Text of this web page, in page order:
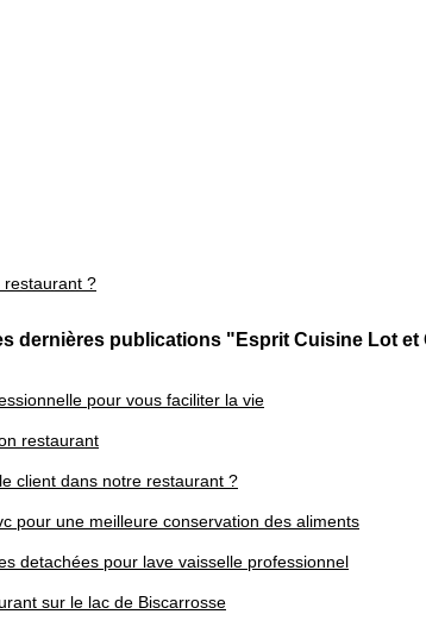
restaurant ?
dernières publications "Esprit Cuisine Lot et
pour vous faciliter la vie
restaurant
client dans notre restaurant ?
pour une meilleure conservation des aliments
detachées pour lave vaisselle professionnel
sur le lac de Biscarrosse